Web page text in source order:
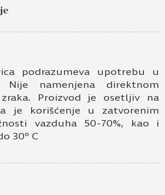
podrazumeva upotrebu u
Nije namenjena direktnom
Proizvod je osetljiv na
je korišćenje u zatvorenim
vazduha 50-70%, kao i
30º C